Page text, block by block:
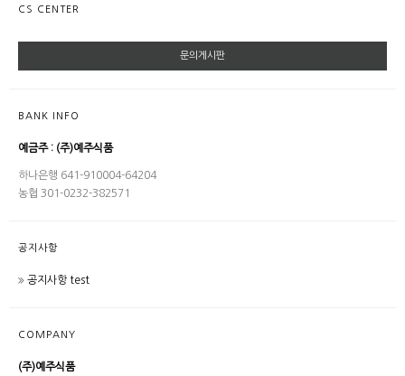
CS CENTER
문의게시판
BANK INFO
예금주 : (주)예주식품
하나은행 641-910004-64204
농협 301-0232-382571
공지사항
공지사항 test
COMPANY
(주)예주식품